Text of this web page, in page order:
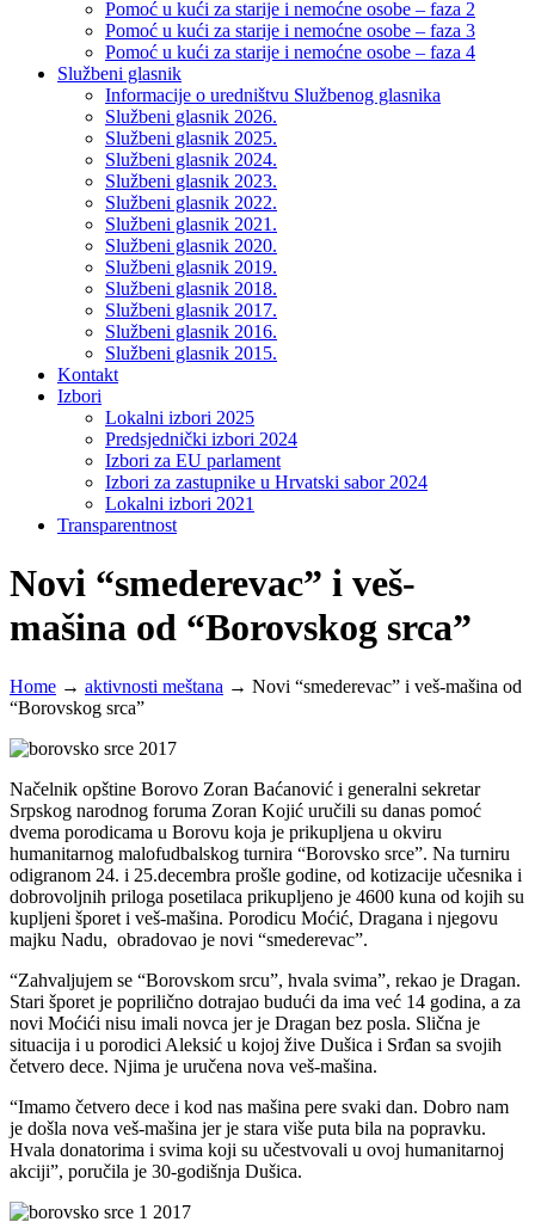
Pomoć u kući za starije i nemoćne osobe – faza 2
Pomoć u kući za starije i nemoćne osobe – faza 3
Pomoć u kući za starije i nemoćne osobe – faza 4
Službeni glasnik
Informacije o uredništvu Službenog glasnika
Službeni glasnik 2026.
Službeni glasnik 2025.
Službeni glasnik 2024.
Službeni glasnik 2023.
Službeni glasnik 2022.
Službeni glasnik 2021.
Službeni glasnik 2020.
Službeni glasnik 2019.
Službeni glasnik 2018.
Službeni glasnik 2017.
Službeni glasnik 2016.
Službeni glasnik 2015.
Kontakt
Izbori
Lokalni izbori 2025
Predsjednički izbori 2024
Izbori za EU parlament
Izbori za zastupnike u Hrvatski sabor 2024
Lokalni izbori 2021
Transparentnost
Novi “smederevac” i veš-
mašina od “Borovskog srca”
Home → aktivnosti meštana → Novi “smederevac” i veš-mašina od
“Borovskog srca”
Načelnik opštine Borovo Zoran Baćanović i generalni sekretar
Srpskog narodnog foruma Zoran Kojić uručili su danas pomoć
dvema porodicama u Borovu koja je prikupljena u okviru
humanitarnog malofudbalskog turnira “Borovsko srce”. Na turniru
odigranom 24. i 25.decembra prošle godine, od kotizacije učesnika i
dobrovoljnih priloga posetilaca prikupljeno je 4600 kuna od kojih su
kupljeni šporet i veš-mašina. Porodicu Moćić, Dragana i njegovu
majku Nadu, obradovao je novi “smederevac”.
“Zahvaljujem se “Borovskom srcu”, hvala svima”, rekao je Dragan.
Stari šporet je poprilično dotrajao budući da ima već 14 godina, a za
novi Moćići nisu imali novca jer je Dragan bez posla. Slična je
situacija i u porodici Aleksić u kojoj žive Dušica i Srđan sa svojih
četvero dece. Njima je uručena nova veš-mašina.
“Imamo četvero dece i kod nas mašina pere svaki dan. Dobro nam
je došla nova veš-mašina jer je stara više puta bila na popravku.
Hvala donatorima i svima koji su učestvovali u ovoj humanitarnoj
akciji”, poručila je 30-godišnja Dušica.